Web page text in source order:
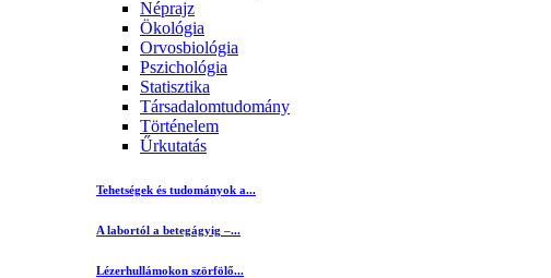
Néprajz
Ökológia
Orvosbiológia
Pszichológia
Statisztika
Társadalomtudomány
Történelem
Űrkutatás
Tehetségek és tudományok a...
A labortól a betegágyig –...
Lézerhullámokon szörfölő...